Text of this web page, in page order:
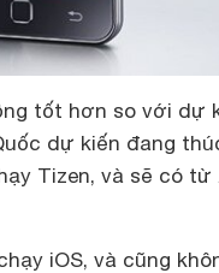
tốt hơn so với dự
dự kiến đang
Tizen, và sẽ có từ
iOS, và cũng